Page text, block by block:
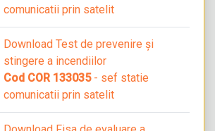
comunicatii prin satelit
Download Test de prevenire și
stingere a incendiilor
Cod COR 133035- sef statie
comunicatii prin satelit